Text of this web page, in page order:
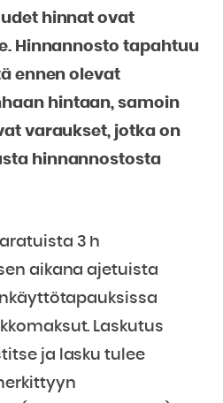
hinnat ovat
Hinnannosto tapahtuu
ennen olevat
hintaan, samoin
varaukset, jotka on
hinnannostosta
3 h
aikana ajetuista
Laskutus
ja lasku tulee